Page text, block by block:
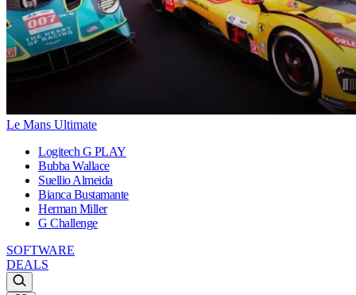
Le Mans Ultimate
Logitech G PLAY
Bubba Wallace
Suellio Almeida
Bianca Bustamante
Herman Miller
G Challenge
SOFTWARE
DEALS